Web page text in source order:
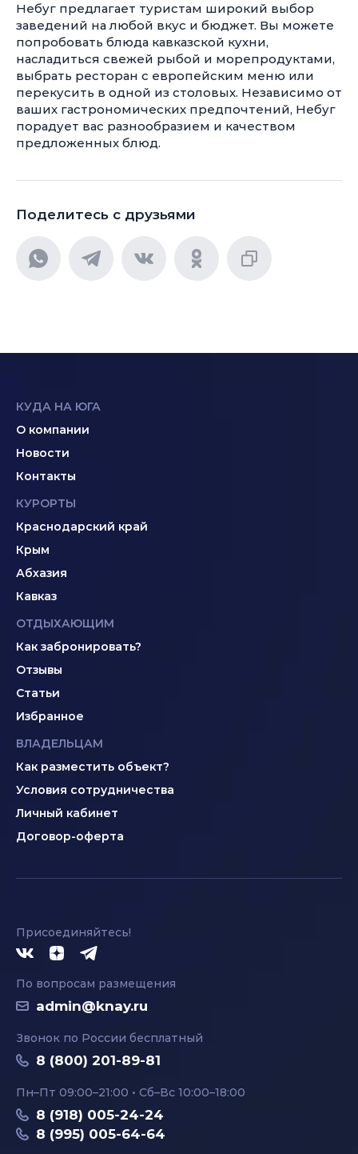
Небуг предлагает туристам широкий выбор
заведений на любой вкус и бюджет. Вы можете
попробовать блюда кавказской кухни,
насладиться свежей рыбой и морепродуктами,
выбрать ресторан с европейским меню или
перекусить в одной из столовых. Независимо от
ваших гастрономических предпочтений, Небуг
порадует вас разнообразием и качеством
предложенных блюд.
Поделитесь с друзьями
КУДА НА ЮГА
О компании
Новости
Контакты
КУРОРТЫ
Краснодарский край
Крым
Абхазия
Кавказ
ОТДЫХАЮЩИМ
Как забронировать?
Отзывы
Статьи
Избранное
ВЛАДЕЛЬЦАМ
Как разместить объект?
Условия сотрудничества
Личный кабинет
Договор-оферта
Присоединяйтесь!
По вопросам размещения
admin@knay.ru
Звонок по России бесплатный
8 (800) 201-89-81
Пн–Пт 09:00–21:00 • Сб–Вс 10:00–18:00
8 (918) 005-24-24
8 (995) 005-64-64